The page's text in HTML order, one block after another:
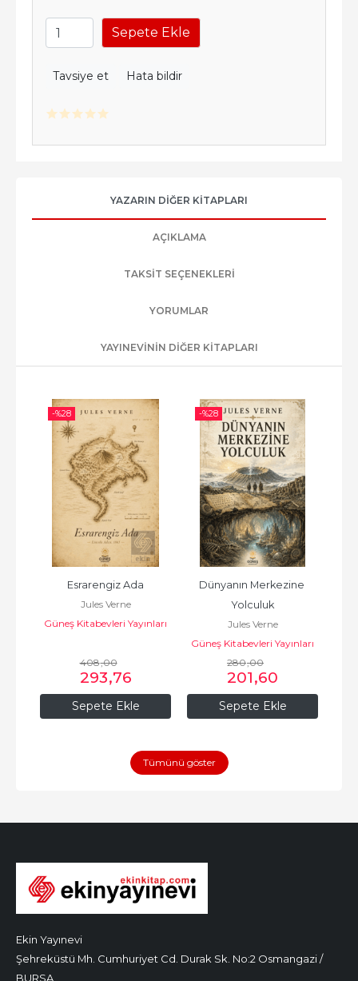
Sepete Ekle
Tavsiye et Hata bildir
YAZARIN DIĞER KITAPLARI
AÇIKLAMA
TAKSIT SEÇENEKLERI
YORUMLAR
YAYINEVININ DIĞER KITAPLARI
-%28
Sepete Ekle
Esrarengiz Ada
Jules Verne
Güneş Kitabevleri Yayınları
408,00
293,76
-%28
Sepete Ekle
Dünyanın Merkezine
Yolculuk
Jules Verne
Güneş Kitabevleri Yayınları
280,00
201,60
Tümünü göster
Ekin Yayınevi
Şehreküstü Mh. Cumhuriyet Cd. Durak Sk. No:2 Osmangazi /
BURSA